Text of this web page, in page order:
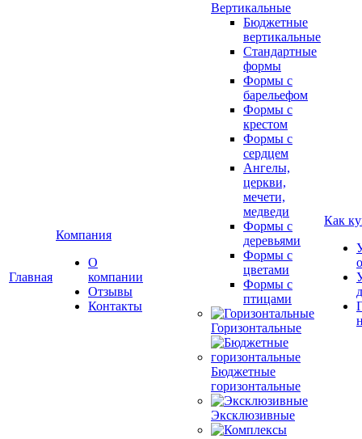
Главная
Компания
О
компании
Отзывы
Контакты
Вертикальные
Бюджетные
вертикальные
Стандартные
формы
Формы с
барельефом
Формы с
крестом
Формы с
сердцем
Ангелы,
церкви,
мечети,
медведи
Формы с
деревьями
Формы с
цветами
Формы с
птицами
Горизонтальные
Бюджетные
горизонтальные
Эксклюзивные
Как